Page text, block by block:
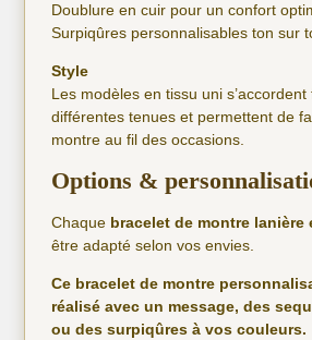
Doublure en cuir pour un confort
Surpiqûres personnalisables ton sur
Style
Les modèles en tissu uni
différentes tenues et permettent de
montre au fil des occasions.
Options &
Chaque bracelet de montre lanière
être adapté selon vos envies.
Ce bracelet de montre
réalisé avec un message, des
ou des surpiqûres à vos couleurs.